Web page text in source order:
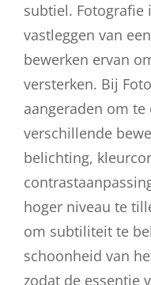
subtiel. Fotografie
vastleggen van
bewerken ervan
versterken. Bij
aangeraden om
verschillende
belichting,
hoger niveau te
om subtiliteit te
schoonheid van
zodat de essentie